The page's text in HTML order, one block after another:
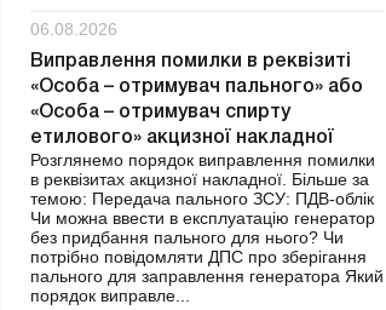
06.08.2026
Виправлення помилки в реквізиті
«Особа – отримувач пального» або
«Особа – отримувач спирту
етилового» акцизної накладної
Розглянемо порядок виправлення помилки
в реквізитах акцизної накладної. Більше за
темою: Передача пального ЗСУ: ПДВ-облік
Чи можна ввести в експлуатацію генератор
без придбання пального для нього? Чи
потрібно повідомляти ДПС про зберігання
пального для заправлення генератора Який
порядок виправле...